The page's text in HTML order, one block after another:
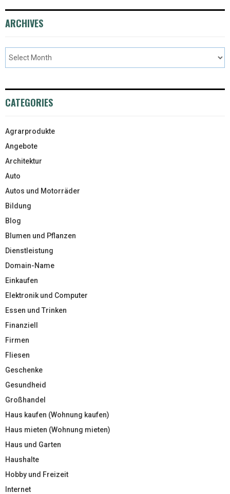
ARCHIVES
CATEGORIES
Agrarprodukte
Angebote
Architektur
Auto
Autos und Motorräder
Bildung
Blog
Blumen und Pflanzen
Dienstleistung
Domain-Name
Einkaufen
Elektronik und Computer
Essen und Trinken
Finanziell
Firmen
Fliesen
Geschenke
Gesundheid
Großhandel
Haus kaufen (Wohnung kaufen)
Haus mieten (Wohnung mieten)
Haus und Garten
Haushalte
Hobby und Freizeit
Internet